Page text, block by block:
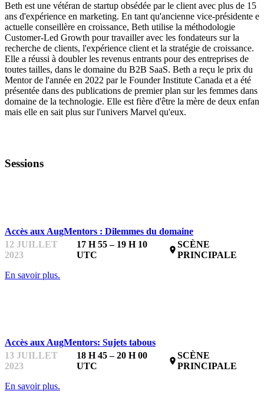
Beth est une vétéran de startup obsédée par le client avec plus de 15
ans d'expérience en marketing. En tant qu'ancienne vice-présidente et
actuelle conseillère en croissance, Beth utilise la méthodologie
Customer-Led Growth pour travailler avec les fondateurs sur la
recherche de clients, l'expérience client et la stratégie de croissance.
Elle a réussi à doubler les revenus entrants pour des entreprises de
toutes tailles, dans le domaine du B2B SaaS. Beth a reçu le prix du
Mentor de l'année en 2022 par le Founder Institute Canada et a été
présentée dans des publications de premier plan sur les femmes dans
domaine de la technologie. Elle est fière d'être la mère de deux
mais elle en sait plus sur l'univers Marvel qu'eux.
Sessions
Accès aux AugMentors : Dilemmes du domaine
12 JUILLET
2023
17 H 55 – 19 H 10
UTC
place
SCÈNE
PRINCIPALE
En savoir plus.
Accès aux AugMentors: Sujets tabous
13 JUILLET
2023
18 H 45 – 20 H 00
UTC
place
SCÈNE
PRINCIPALE
En savoir plus.